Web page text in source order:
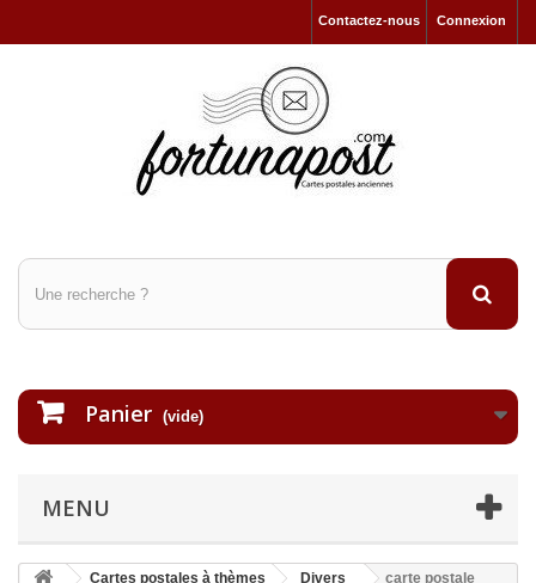
Connexion
Contactez-nous
Panier (vide)
MENU
Cartes postales à thèmes Divers
carte postale